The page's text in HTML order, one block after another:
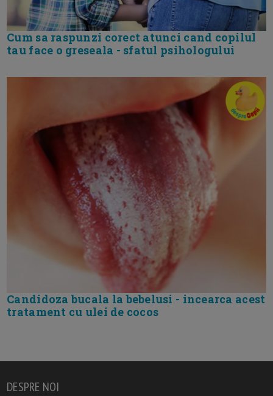
Cum sa raspunzi corect atunci cand copilul
tau face o greseala - sfatul psihologului
Candidoza bucala la bebelusi - incearca acest
tratament cu ulei de cocos
DESPRE NOI